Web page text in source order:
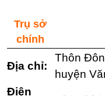
Trụ sở
chính
Địa chỉ:
Thôn
huyện
Điện